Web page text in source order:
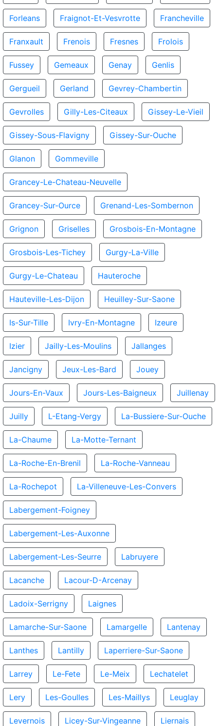
Forleans Fraignot-Et-Vesvrotte Francheville
Franxault Frenois Fresnes Frolois
Fussey Gemeaux Genay Genlis
Gergueil Gerland Gevrey-Chambertin
Gevrolles Gilly-Les-Citeaux Gissey-Le-Vieil
Gissey-Sous-Flavigny Gissey-Sur-Ouche
Glanon Gommeville
Grancey-Le-Chateau-Neuvelle
Grancey-Sur-Ource Grenand-Les-Sombernon
Grignon Griselles Grosbois-En-Montagne
Grosbois-Les-Tichey Gurgy-La-Ville
Gurgy-Le-Chateau Hauteroche
Hauteville-Les-Dijon Heuilley-Sur-Saone
Is-Sur-Tille Ivry-En-Montagne Izeure
Izier Jailly-Les-Moulins Jallanges
Jancigny Jeux-Les-Bard Jouey
Jours-En-Vaux Jours-Les-Baigneux Juillenay
Juilly L-Etang-Vergy La-Bussiere-Sur-Ouche
La-Chaume La-Motte-Ternant
La-Roche-En-Brenil La-Roche-Vanneau
La-Rochepot La-Villeneuve-Les-Convers
Labergement-Foigney
Labergement-Les-Auxonne
Labergement-Les-Seurre Labruyere
Lacanche Lacour-D-Arcenay
Ladoix-Serrigny Laignes
Lamarche-Sur-Saone Lamargelle Lantenay
Lanthes Lantilly Laperriere-Sur-Saone
Larrey Le-Fete Le-Meix Lechatelet
Lery Les-Goulles Les-Maillys Leuglay
Levernois Licey-Sur-Vingeanne Liernais